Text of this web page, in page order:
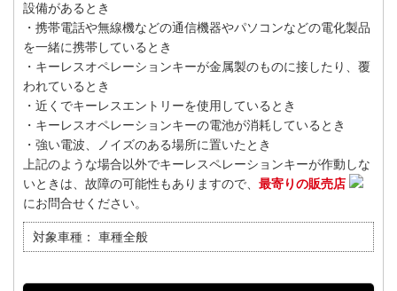
設備があるとき
・携帯電話や無線機などの通信機器やパソコンなどの電化製品
を一緒に携帯しているとき
・キーレスオペレーションキーが金属製のものに接したり、覆
われているとき
・近くでキーレスエントリーを使用しているとき
・キーレスオペレーションキーの電池が消耗しているとき
・強い電波、ノイズのある場所に置いたとき
上記のような場合以外でキーレスペレーションキーが作動しな
いときは、故障の可能性もありますので、 最寄りの販売店
にお問合せください。
対象車種： 車種全般